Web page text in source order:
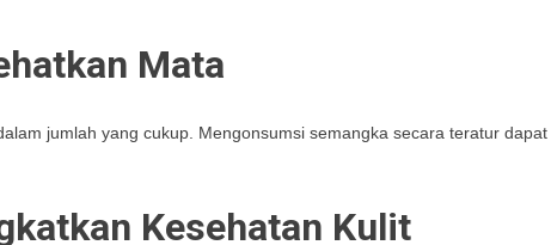
Mata
jumlah yang cukup. Mengonsumsi semangka secara teratur dapat
Kesehatan Kulit